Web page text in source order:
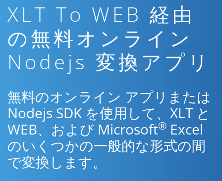
XLT To WEB 経由
の無料オンライン
Nodejs 変換アプリ
無料のオンライン アプリまたは
Nodejs SDK を使用して、XLT と
WEB、および Microsoft® Excel
のいくつかの一般的な形式の間
で変換します。